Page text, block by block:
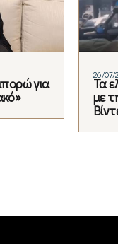
για
26/07/
Τα
με